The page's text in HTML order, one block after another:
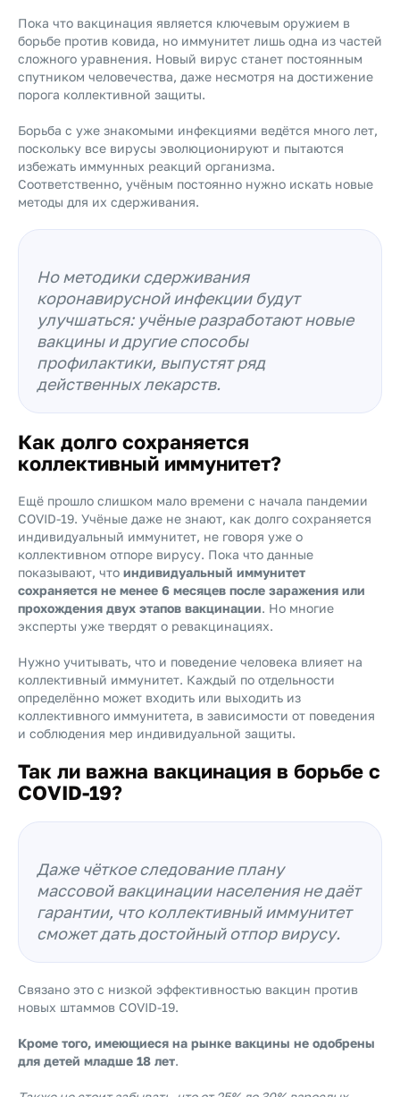
Пока что вакцинация является ключевым оружием в
борьбе против ковида, но иммунитет лишь одна из частей
сложного уравнения. Новый вирус станет постоянным
спутником человечества, даже несмотря на достижение
порога коллективной защиты.
Борьба с уже знакомыми инфекциями ведётся много лет,
поскольку все вирусы эволюционируют и пытаются
избежать иммунных реакций организма.
Соответственно, учёным постоянно нужно искать новые
методы для их сдерживания.
Но методики сдерживания
коронавирусной инфекции будут
улучшаться: учёные разработают новые
вакцины и другие способы
профилактики, выпустят ряд
действенных лекарств.
Как долго сохраняется
коллективный иммунитет?
Ещё прошло слишком мало времени с начала пандемии
COVID-19. Учёные даже не знают, как долго сохраняется
индивидуальный иммунитет, не говоря уже о
коллективном отпоре вирусу. Пока что данные
показывают, что индивидуальный иммунитет
сохраняется не менее 6 месяцев после заражения или
прохождения двух этапов вакцинации. Но многие
эксперты уже твердят о ревакцинациях.
Нужно учитывать, что и поведение человека влияет на
коллективный иммунитет. Каждый по отдельности
определённо может входить или выходить из
коллективного иммунитета, в зависимости от поведения
и соблюдения мер индивидуальной защиты.
Так ли важна вакцинация в борьбе с
COVID-19?
Даже чёткое следование плану
массовой вакцинации населения не даёт
гарантии, что коллективный иммунитет
сможет дать достойный отпор вирусу.
Связано это с низкой эффективностью вакцин против
новых штаммов COVID-19.
Кроме того, имеющиеся на рынке вакцины не одобрены
для детей младше 18 лет.